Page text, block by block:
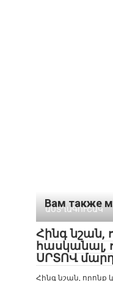
Вам также
ԱՍՏՂԱԳՈՒՇԱԿ
Հինգ նշան,
հասկանալ,
ՍՐՏՈՎ
Հինգ նշան, որոնք